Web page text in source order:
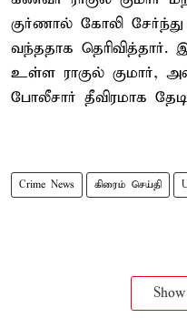
குர்ணால் கோலி
வந்ததாக
உள்ள ராகுல் குமார்,
போலீசார் தீவிரமாக
Crime News கிரைம் செய்தி